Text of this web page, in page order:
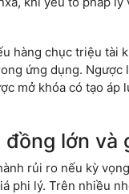
hàng chục triệu tài
ứng dụng. Ngược
mở khóa có tạo áp
lớn và
rủi ro nếu kỳ
phi lý. Trên nhiều